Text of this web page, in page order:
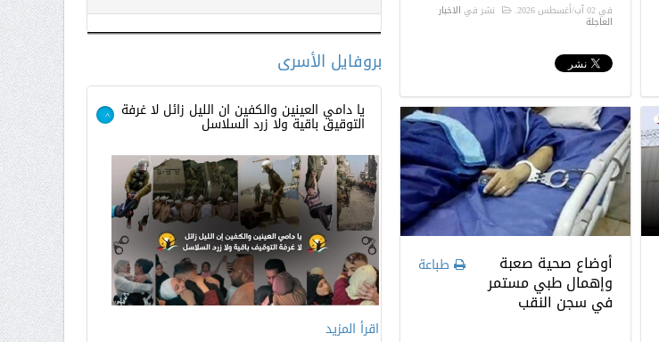
في02 آب/أغسطس 2026 . نشر في الاخبار
العاجلة
طباعة أوضاع صحية صعبة
وإهمال طبي مستمر
في سجن النقب
اقرأ المزيد
بروفايل الأسرى
يا دامي العينين والكفين ان الليل زائل لا غرفة
التوقيق باقية ولا زرد السلاسل >
اقرأ المزيد